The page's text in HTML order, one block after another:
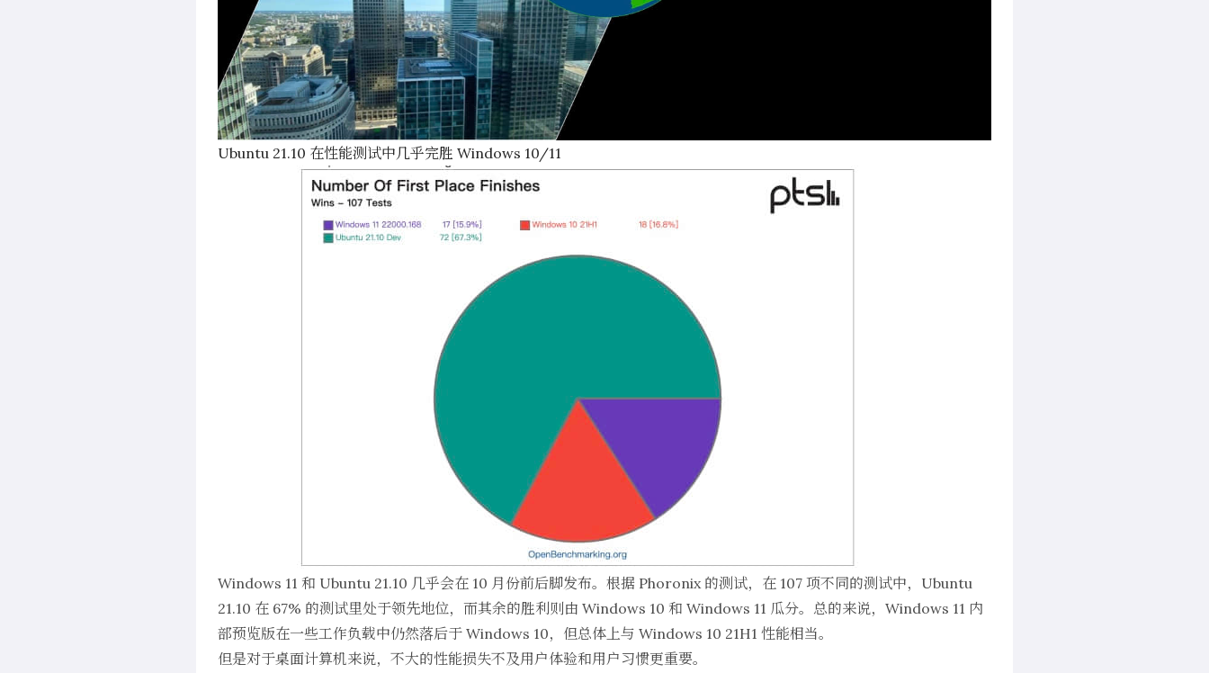
Ubuntu 21.10 在性能测试中几乎完胜 Windows 10/11
Windows 11 和 Ubuntu 21.10 几乎会在 10 月份前后脚发布。根据 Phoronix 的测试，在 107 项不同的测试中，Ubuntu
21.10 在 67% 的测试里处于领先地位，而其余的胜利则由 Windows 10 和 Windows 11 瓜分。总的来说，Windows 11 内
部预览版在一些工作负载中仍然落后于 Windows 10，但总体上与 Windows 10 21H1 性能相当。
但是对于桌面计算机来说，不大的性能损失不及用户体验和用户习惯更重要。